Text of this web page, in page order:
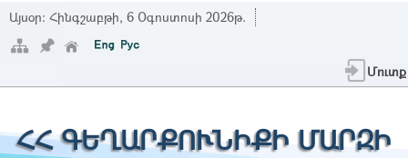
Այսօր: Հինգշաբթի, 6 Օգոստոսի 2026թ.
Մուտք
ՀՀ ԳԵՂԱՐՔՈՒՆԻՔԻ ՄԱՐԶԻ